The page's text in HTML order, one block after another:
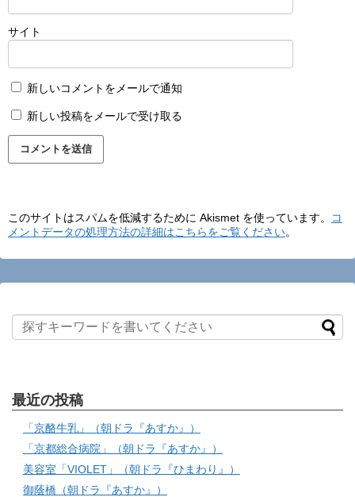
サイト
新しいコメントをメールで通知
新しい投稿をメールで受け取る
このサイトはスパムを低減するために Akismet を使っています。
コ
メントデータの処理方法の詳細はこちらをご覧ください。
最近の投稿
「京酪牛乳」（朝ドラ『あすか』）
「京都総合病院」（朝ドラ『あすか』）
美容室「VIOLET」（朝ドラ『ひまわり』）
御蔭橋（朝ドラ『あすか』）